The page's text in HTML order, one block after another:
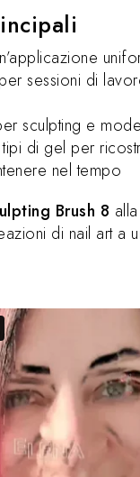
sessioni di
sculpting e
di gel per
nel tempo
Brush 8
di nail art a